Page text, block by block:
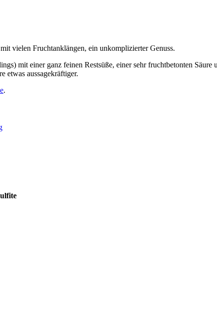
vielen Fruchtanklängen, ein unkomplizierter Genuss.
mit einer ganz feinen Restsüße, einer sehr fruchtbetonten
etwas aussagekräftiger.
.